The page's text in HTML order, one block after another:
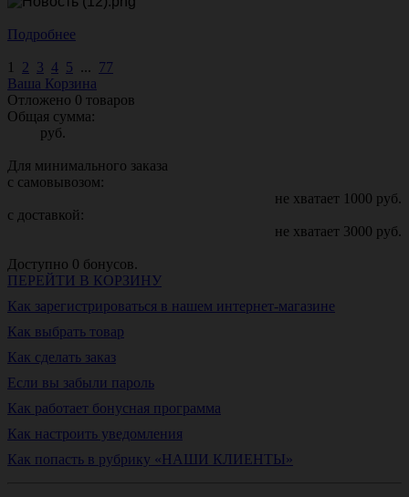
Подробнее
1 2 3 4 5 ... 77
Ваша Корзина
Отложено 0 товаров
Общая сумма:
руб.
Для минимального заказа
с самовывозом:
не хватает 1000 руб.
с доставкой:
не хватает 3000 руб.
Доступно 0 бонусов.
ПЕРЕЙТИ В КОРЗИНУ
Как зарегистрироваться в нашем интернет-магазине
Как выбрать товар
Как сделать заказ
Если вы забыли пароль
Как работает бонусная программа
Как настроить уведомления
Как попасть в рубрику «НАШИ КЛИЕНТЫ»